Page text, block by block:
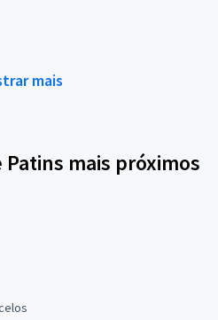
mais
mais próximos